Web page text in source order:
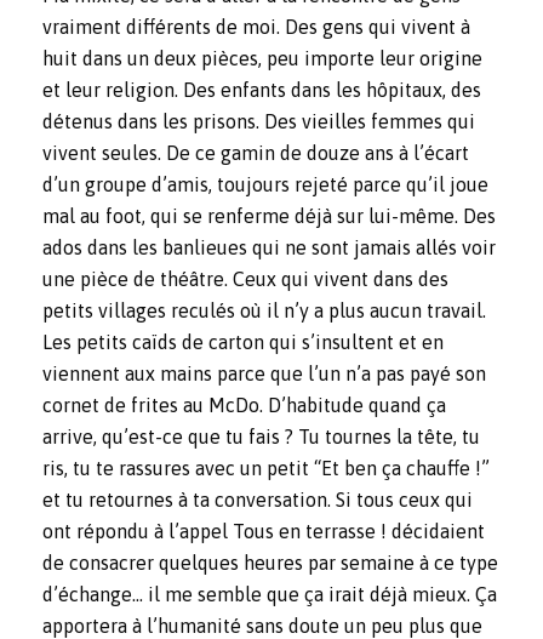
vraiment différents de moi. Des gens qui vivent à
huit dans un deux pièces, peu importe leur origine
et leur religion. Des enfants dans les hôpitaux, des
détenus dans les prisons. Des vieilles femmes qui
vivent seules. De ce gamin de douze ans à l’écart
d’un groupe d’amis, toujours rejeté parce qu’il joue
mal au foot, qui se renferme déjà sur lui-même. Des
ados dans les banlieues qui ne sont jamais allés voir
une pièce de théâtre. Ceux qui vivent dans des
petits villages reculés où il n’y a plus aucun travail.
Les petits caïds de carton qui s’insultent et en
viennent aux mains parce que l’un n’a pas payé son
cornet de frites au McDo. D’habitude quand ça
arrive, qu’est-ce que tu fais ? Tu tournes la tête, tu
ris, tu te rassures avec un petit “Et ben ça chauffe !”
et tu retournes à ta conversation. Si tous ceux qui
ont répondu à l’appel Tous en terrasse ! décidaient
de consacrer quelques heures par semaine à ce type
d’échange… il me semble que ça irait déjà mieux. Ça
apportera à l’humanité sans doute un peu plus que